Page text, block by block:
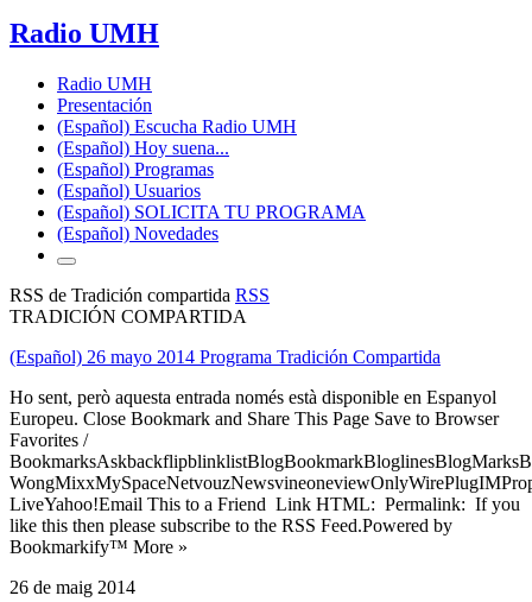
Radio UMH
Radio UMH
Presentación
(Español) Escucha Radio UMH
(Español) Hoy suena...
(Español) Programas
(Español) Usuarios
(Español) SOLICITA TU PROGRAMA
(Español) Novedades
RSS de Tradición compartida RSS
TRADICIÓN COMPARTIDA
(Español) 26 mayo 2014 Programa Tradición Compartida
Ho sent, però aquesta entrada només està disponible en Espanyol
Europeu. Close Bookmark and Share This Page Save to Browser
Favorites /
LiveYahoo!Email This to a Friend Link HTML: Permalink: If you
like this then please subscribe to the RSS Feed.Powered by
Bookmarkify™ More »
26 de maig 2014